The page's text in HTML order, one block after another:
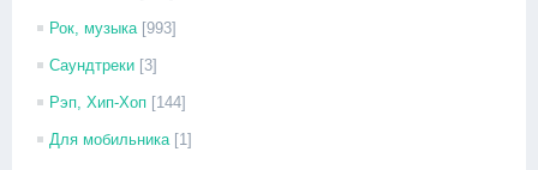
Рок, музыка [993]
Саундтреки [3]
Рэп, Хип-Хоп [144]
Для мобильника [1]